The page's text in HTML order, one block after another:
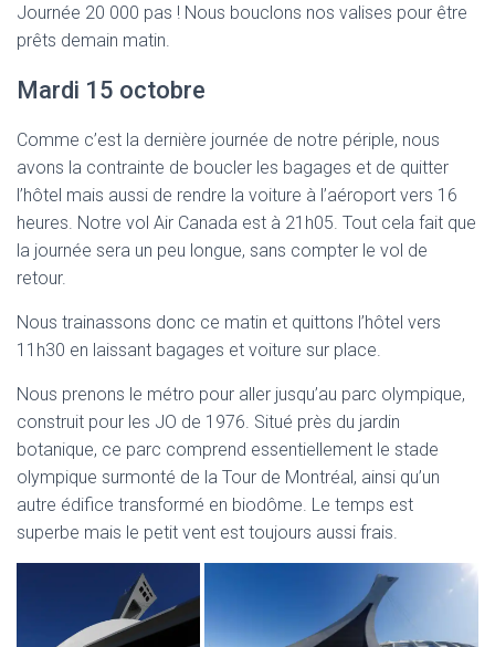
Journée 20 000 pas ! Nous bouclons nos valises pour être
prêts demain matin.
Mardi 15 octobre
Comme c’est la dernière journée de notre périple, nous
avons la contrainte de boucler les bagages et de quitter
l’hôtel mais aussi de rendre la voiture à l’aéroport vers 16
heures. Notre vol Air Canada est à 21h05. Tout cela fait que
la journée sera un peu longue, sans compter le vol de
retour.
Nous trainassons donc ce matin et quittons l’hôtel vers
11h30 en laissant bagages et voiture sur place.
Nous prenons le métro pour aller jusqu’au parc olympique,
construit pour les JO de 1976. Situé près du jardin
botanique, ce parc comprend essentiellement le stade
olympique surmonté de la Tour de Montréal, ainsi qu’un
autre édifice transformé en biodôme. Le temps est
superbe mais le petit vent est toujours aussi frais.